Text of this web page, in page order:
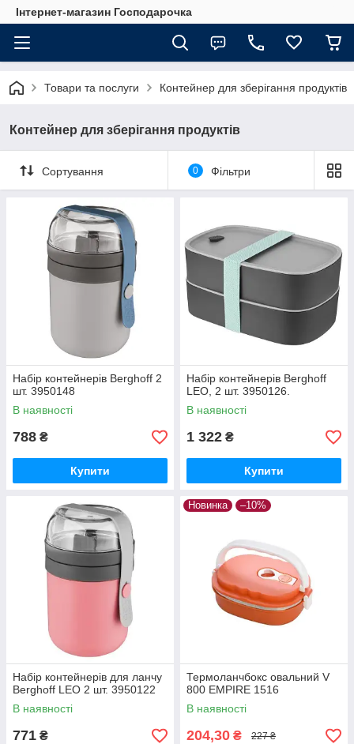
Інтернет-магазин Господарочка
Товари та послуги Контейнер для зберігання продуктів
Контейнер для зберігання продуктів
Сортування 0 Фільтри
Набір контейнерів Berghoff 2
шт. 3950148
В наявності
788 ₴
Купити
Набір контейнерів Berghoff
LEO, 2 шт. 3950126.
В наявності
1 322 ₴
Купити
Набір контейнерів для ланчу
Berghoff LEO 2 шт. 3950122
В наявності
771 ₴
Новинка –10%
Термоланчбокс овальний V
800 EMPIRE 1516
В наявності
204,30 ₴ 227 ₴